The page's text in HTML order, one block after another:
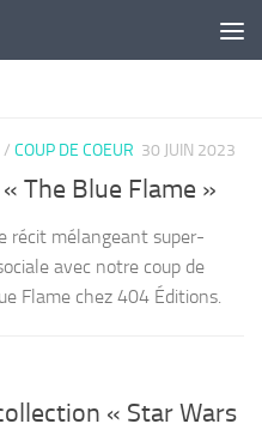
/ COUP DE COEUR 30 JUIN 2023
The Blue Flame »
récit mélangeant super-
avec notre coup de
Flame chez 404 Éditions.
« Star Wars